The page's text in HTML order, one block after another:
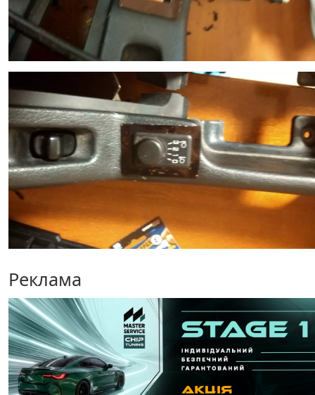
Реклама